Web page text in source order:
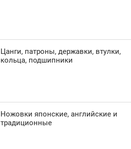
Цанги, патроны, державки, втулки,
кольца, подшипники
Ножовки японские, английские и
традиционные